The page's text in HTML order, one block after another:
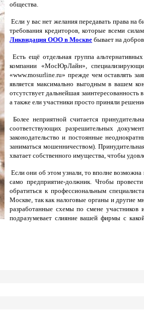
общества.
Если у вас нет желания передавать права на
требования кредиторов, которые всеми
Ликвидация ООО в Москве бывает на
Есть ещё отдельная группа
компании «МосЮрЛайн»,
«www.mosurline.ru» прежде чем оставлять
является максимально выгодным в вашем
отсутствует дальнейшая
а также ели участники просто приняли
Более неприятной считается
соответствующих разрешительных
законодательство и постоянные
заниматься мошенничеством).
хватает собственного имущества, чтобы
Если они об этом узнали, то вполне
само предприятие-должник. Чтобы
обратиться к профессиональным
Москве, так как налоговые органы и другие
разработанные схемы по смене участников
подразумевает слияние вашей фирмы с